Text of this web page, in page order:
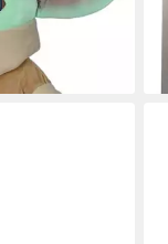
bei dir